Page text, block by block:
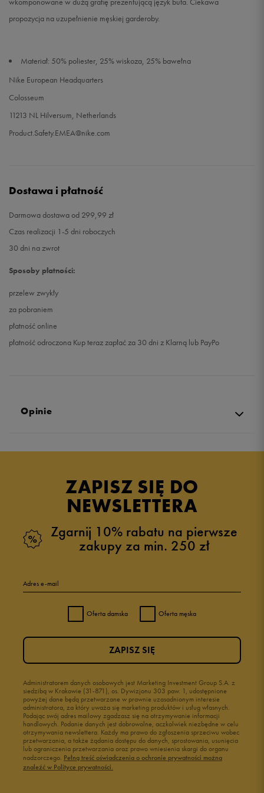
propozycja na uzupełnienie męskiej garderoby.
Materiał: 50% poliester, 25% wiskoza, 25% bawełna
Nike European Headquarters
Colosseum
11213 NL Hilversum, Netherlands
Product.Safety.EMEA@nike.com
Dostawa i płatność
Darmowa dostawa od 299,99 zł
Czas realizacji 1-5 dni roboczych
30 dni na zwrot
Sposoby płatności:
przelew zwykły
za pobraniem
płatność online
płatność odroczona Kup teraz zapłać za 30 dni z Klarną lub PayPo
Opinie
ZAPISZ SIĘ DO
NEWSLETTERA
Zgarnij 10% rabatu na pierwsze
zakupy za min. 250 zł
Adres e-mail
Oferta damska Oferta męska
Administratorem danych osobowych jest Marketing Investment Group S.A. z
siedzibą w Krakowie (31-871), os. Dywizjonu 303 paw. 1, udostępnione
powyżej dane będą przetwarzane w prawnie uzasadnionym interesie
administratora, za który uważa się marketing produktów i usług własnych.
Podając swój adres mailowy zgadzasz się na otrzymywanie informacji
handlowych. Podanie danych jest dobrowolne, aczkolwiek niezbędne w celu
otrzymywania newslettera. Każdy ma prawo do zgłoszenia sprzeciwu wobec
przetwarzania, a także żądania dostępu do danych, sprostowania, usunięcia
lub ograniczenia przetwarzania oraz prawo wniesienia skargi do organu
nadzorczego. Pełną treść oświadczenia o ochronie prywatności można
znaleźć w Polityce prywatności.
ZAPISZ SIĘ